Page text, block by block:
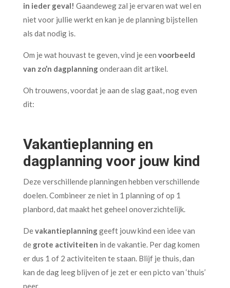
in ieder geval! Gaandeweg zal je ervaren wat wel en
niet voor jullie werkt en kan je de planning bijstellen
als dat nodig is.
Om je wat houvast te geven, vind je een voorbeeld
van zo’n dagplanningonderaan dit artikel.
Oh trouwens, voordat je aan de slag gaat, nog even
dit:
Vakantieplanning en
dagplanning voor jouw kind
Deze verschillende planningen hebben verschillende
doelen. Combineer ze niet in 1 planning of op 1
planbord, dat maakt het geheel onoverzichtelijk.
Devakantieplanninggeeft jouw kind een idee van
de grote activiteiten in de vakantie. Per dag komen
er dus 1 of 2 activiteiten te staan. Blijf je thuis, dan
kan de dag leeg blijven of je zet er een picto van ‘thuis’
neer.